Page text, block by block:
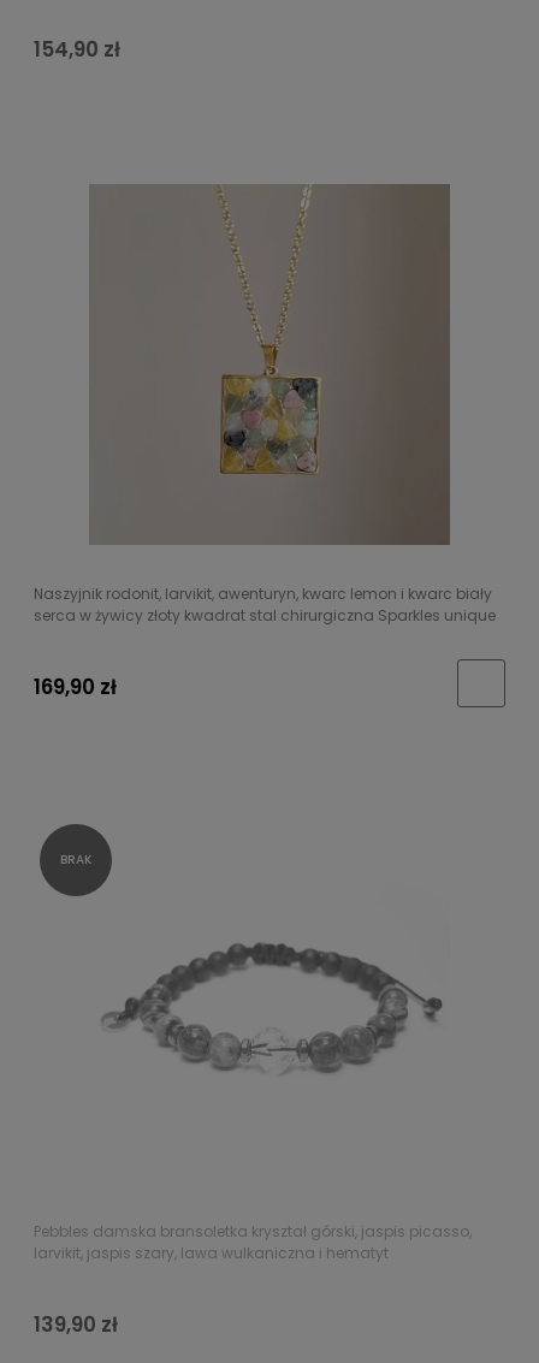
154,90 zł
Naszyjnik rodonit, larvikit, awenturyn, kwarc lemon i kwarc biały
serca w żywicy złoty kwadrat stal chirurgiczna Sparkles unique
169,90 zł
Pebbles damska bransoletka kryształ górski, jaspis picasso,
larvikit, jaspis szary, lawa wulkaniczna i hematyt
139,90 zł